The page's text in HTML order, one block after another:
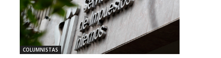
COLUMNISTAS